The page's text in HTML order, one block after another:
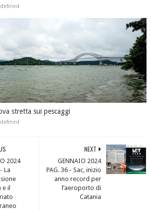
stretta sui pescaggi
NEXT
GENNAIO 2024
PAG. 36 - Sac, inizio
anno record per
l’aeroporto di
Catania
2024
La
il